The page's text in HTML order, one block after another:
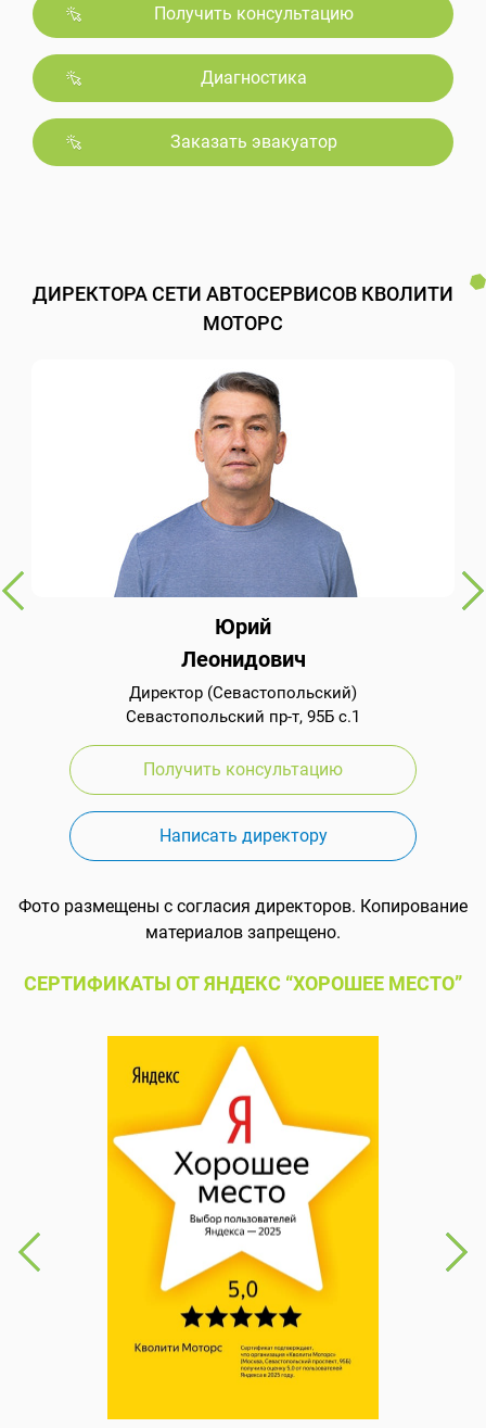
Получить консультацию
Диагностика
Заказать эвакуатор
ДИРЕКТОРА СЕТИ АВТОСЕРВИСОВ КВОЛИТИ
МОТОРС
Юрий
Леонидович
Директор (Севастопольский)
Севастопольский пр-т, 95Б с.1
Получить консультацию
Написать директору
Фото размещены с согласия директоров. Копирование
материалов запрещено.
СЕРТИФИКАТЫ ОТ ЯНДЕКС “ХОРОШЕЕ МЕСТО”